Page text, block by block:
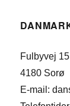
Fulbyvej 15
4180 Sorø
E-mail: